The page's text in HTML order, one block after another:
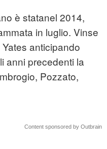
è statanel 2014,
in luglio. Vinse
anticipando
anni precedenti la
Pozzato,
Content sponsored by Outbrain